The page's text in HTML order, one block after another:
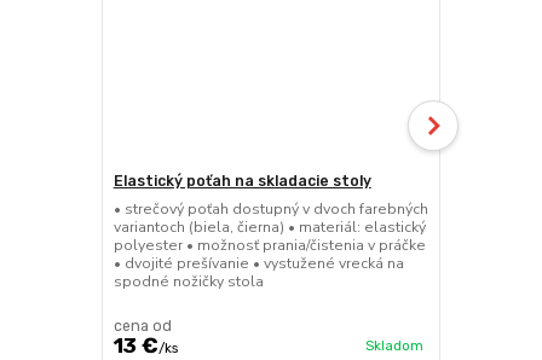
Elastický poťah na skladacie stoly
• strečový poťah dostupný v dvoch farebných
variantoch (biela, čierna) • materiál: elastický
polyester • možnosť prania/čistenia v práčke
• dvojité prešívanie • vystužené vrecká na
spodné nožičky stola
cena od
13 €/ks Skladom